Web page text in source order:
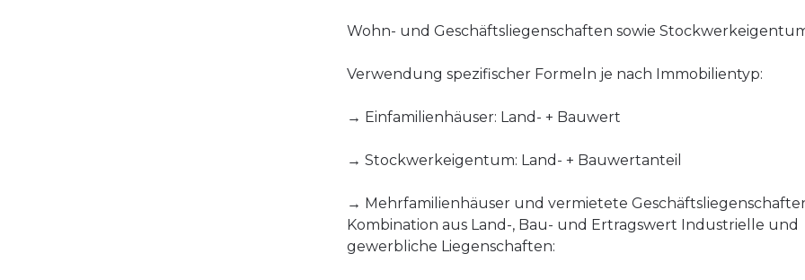
Wohn- und Geschäftsliegenschaften sowie
Verwendung spezifischer Formeln je nach Immobilientyp:
→ Einfamilienhäuser: Land- + Bauwert
→ Stockwerkeigentum: Land- + Bauwertanteil
→ Mehrfamilienhäuser und vermietete
Kombination aus Land-, Bau- und Ertragswert Industrielle und
gewerbliche Liegenschaften: